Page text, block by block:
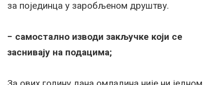
за појединца у заробљеном друштву.
− самостално изводи закључке који се
заснивају на подацима;